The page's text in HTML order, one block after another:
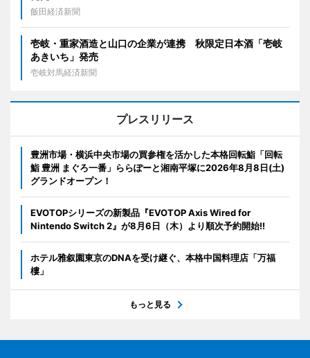
飯田経済新聞
壱岐・重家酒造と山口の企業が連携 秋限定日本酒「壱岐
あきいち」発売
壱岐対馬経済新聞
プレスリリース
豊洲市場・横浜中央市場の買参権を活かした本格回転鮨「回転
鮨 豊洲 まぐろ一番」ららぽーと湘南平塚に2026年8月8日(土)
グランドオープン！
EVOTOPシリーズの新製品『EVOTOP Axis Wired for
Nintendo Switch 2』が8月6日（木）より順次予約開始!!
ホテル雅叙園東京のDNAを受け継ぐ、本格中国料理店「万福
樓」
もっと見る